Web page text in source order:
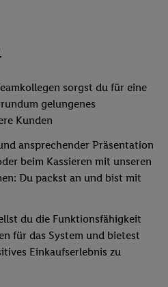
sorgst du für eine
gelungenes
Kunden
ansprechender Präsentation
beim Kassieren mit unseren
Du packst an und bist mit
du die Funktionsfähigkeit
für das System und bietest
Einkaufserlebnis zu